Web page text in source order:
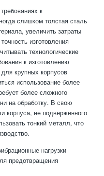
к
слишком толстая сталь
увеличить затраты
изготовления
технологические
к изготовлению
крупных корпусов
использование более
более сложного
на обработку. В свою
корпуса, не подверженного
тонкий металл, что
нагрузки
предотвращения